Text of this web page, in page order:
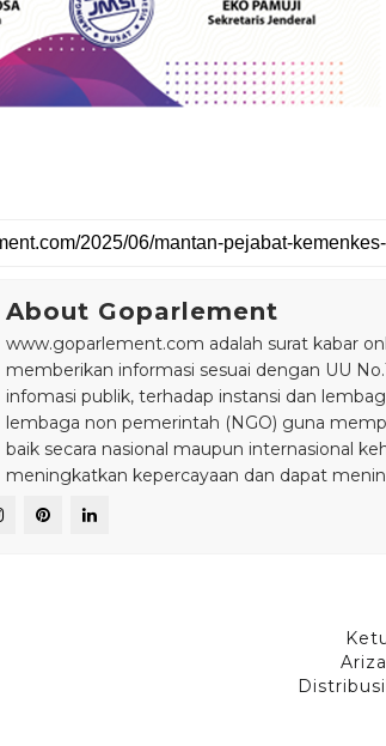
About Goparlement
www.goparlement.com adalah surat kabar
memberikan informasi sesuai dengan UU
infomasi publik, terhadap instansi dan
lembaga non pemerintah (NGO) guna
baik secara nasional maupun internasional
meningkatkan kepercayaan dan dapat